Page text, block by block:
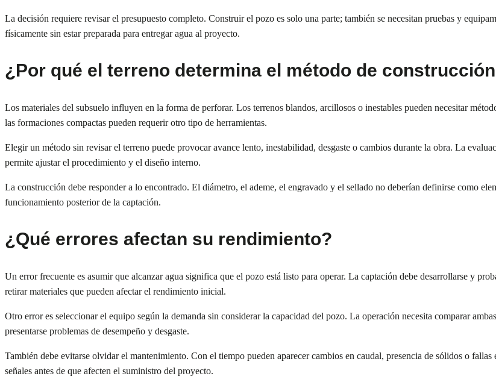
La decisión requiere revisar el presupuesto completo. Construir el pozo es solo una parte; también se necesitan pruebas y
físicamente sin estar preparada para entregar agua al proyecto.
¿Por qué el terreno determina el método de
Los materiales del subsuelo influyen en la forma de perforar. Los terrenos blandos, arcillosos o inestables pueden necesitar
las formaciones compactas pueden requerir otro tipo de herramientas.
Elegir un método sin revisar el terreno puede provocar avance lento, inestabilidad, desgaste o cambios durante la obra. La
permite ajustar el procedimiento y el diseño interno.
La construcción debe responder a lo encontrado. El diámetro, el ademe, el engravado y el sellado no deberían definirse como
funcionamiento posterior de la captación.
¿Qué errores afectan su rendimiento?
Un error frecuente es asumir que alcanzar agua significa que el pozo está listo para operar. La captación debe desarrollarse y
retirar materiales que pueden afectar el rendimiento inicial.
Otro error es seleccionar el equipo según la demanda sin considerar la capacidad del pozo. La operación necesita comparar
presentarse problemas de desempeño y desgaste.
También debe evitarse olvidar el mantenimiento. Con el tiempo pueden aparecer cambios en caudal, presencia de sólidos o
señales antes de que afecten el suministro del proyecto.